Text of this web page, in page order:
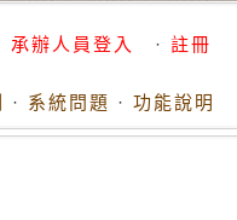
承辦人員登入 · 註冊
· 系統問題 · 功能說明